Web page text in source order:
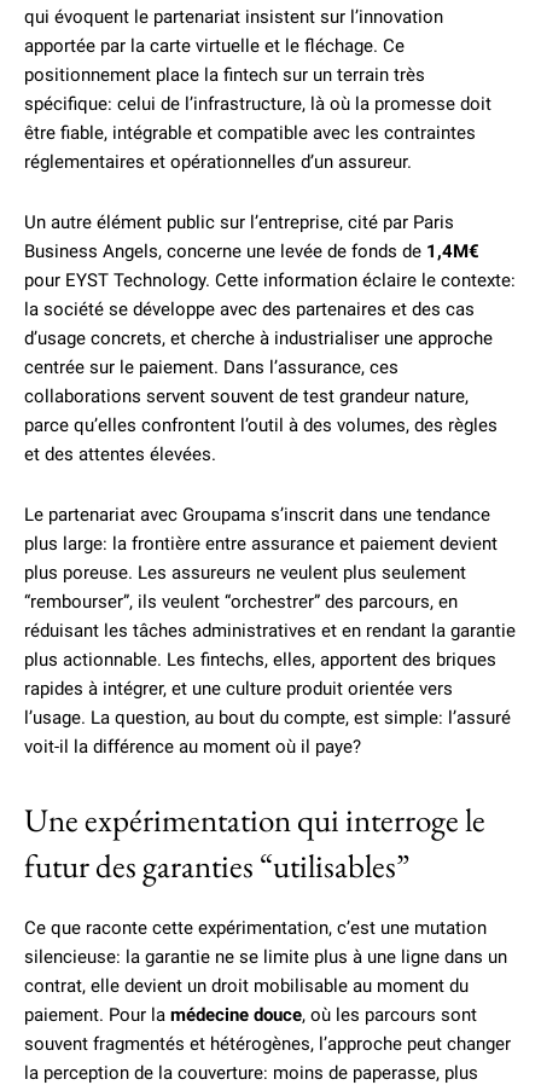
qui évoquent le partenariat insistent sur l’innovation
apportée par la carte virtuelle et le fléchage. Ce
positionnement place la fintech sur un terrain très
spécifique: celui de l’infrastructure, là où la promesse doit
être fiable, intégrable et compatible avec les contraintes
réglementaires et opérationnelles d’un assureur.
Un autre élément public sur l’entreprise, cité par Paris
Business Angels, concerne une levée de fonds de 1,4M€
pour EYST Technology. Cette information éclaire le contexte:
la société se développe avec des partenaires et des cas
d’usage concrets, et cherche à industrialiser une approche
centrée sur le paiement. Dans l’assurance, ces
collaborations servent souvent de test grandeur nature,
parce qu’elles confrontent l’outil à des volumes, des règles
et des attentes élevées.
Le partenariat avec Groupama s’inscrit dans une tendance
plus large: la frontière entre assurance et paiement devient
plus poreuse. Les assureurs ne veulent plus seulement
“rembourser”, ils veulent “orchestrer” des parcours, en
réduisant les tâches administratives et en rendant la garantie
plus actionnable. Les fintechs, elles, apportent des briques
rapides à intégrer, et une culture produit orientée vers
l’usage. La question, au bout du compte, est simple: l’assuré
voit-il la différence au moment où il paye?
Une expérimentation qui interroge le
futur des garanties “utilisables”
Ce que raconte cette expérimentation, c’est une mutation
silencieuse: la garantie ne se limite plus à une ligne dans un
contrat, elle devient un droit mobilisable au moment du
paiement. Pour la médecine douce, où les parcours sont
souvent fragmentés et hétérogènes, l’approche peut changer
la perception de la couverture: moins de paperasse, plus